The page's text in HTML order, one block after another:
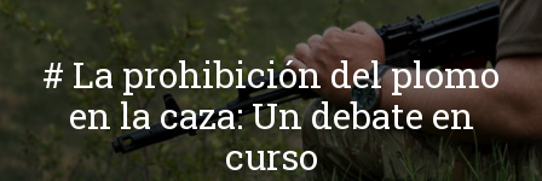
# La prohibición del plomo
en la caza: Un debate en
curso